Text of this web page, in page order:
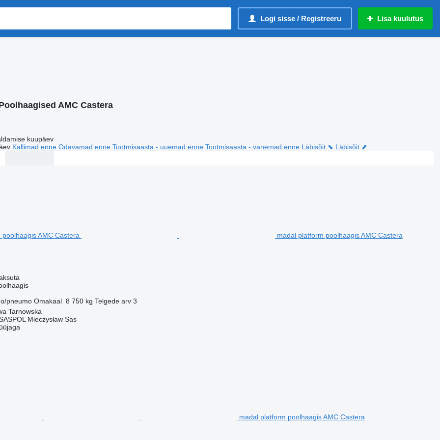
Logi sisse / Registreeru Lisa kuulutus
AMC Castera
kuupäev
Kallimad enne Odavamad enne Tootmisaasta - uuemad enne Tootmisaasta - vanemad enne Läbisõit ⬊ Läbisõit ⬈
madal platform poolhaagis AMC Castera
pneumo Omakaal 8 750 kg Telgede arv 3
Tarnowska
Mieczysław Sas
madal platform poolhaagis AMC Castera